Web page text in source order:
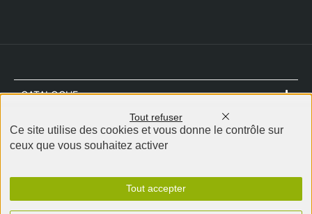
CATALOGUE
NOTRE MAGASIN
Ce site utilise des cookies et vous donne le contrôle sur
ceux que vous souhaitez activer
Tout accepter
Tout refuser